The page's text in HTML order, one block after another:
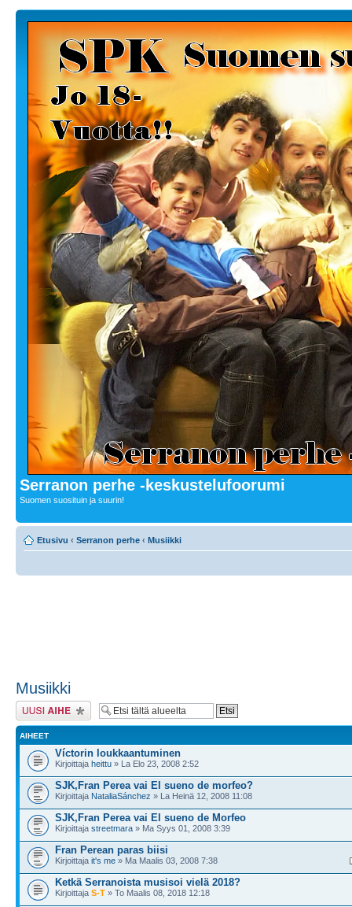
Serranon perhe -keskustelufoorumi
Suomen suosituin ja suurin!
Etusivu ‹ Serranon perhe ‹ Musiikki
Musiikki
Lähetä uusi viesti
AIHEET
Víctorin loukkaantuminen
Kirjoittaja heittu » La Elo 23, 2008 2:52
SJK,Fran Perea vai El sueno de morfeo?
Kirjoittaja NataliaSánchez » La Heinä 12, 2008 11:08
SJK,Fran Perea vai El sueno de Morfeo
Kirjoittaja streetmara » Ma Syys 01, 2008 3:39
Fran Perean paras biisi
Kirjoittaja it's me » Ma Maalis 03, 2008 7:38
Ketkä Serranoista musisoi vielä 2018?
Kirjoittaja S-T » To Maalis 08, 2018 12:18